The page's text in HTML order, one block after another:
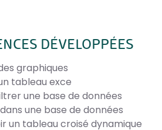
DÉVELOPPÉES
graphiques
tableau exce
une base de données
une base de données
un tableau croisé dynamique